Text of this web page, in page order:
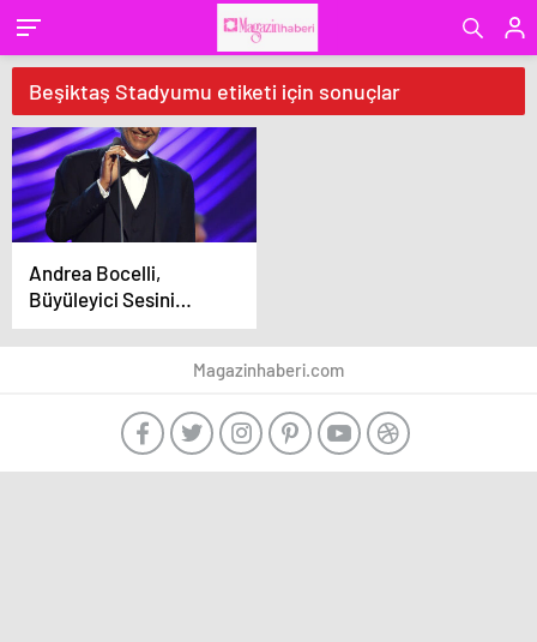
Beşiktaş Stadyumu etiketi için sonuçlar
Andrea Bocelli,
Büyüleyici Sesini
İstanbul’a Taşıyor!
Magazinhaberi.com